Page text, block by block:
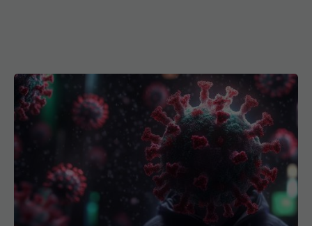
De ce apar mereu noi variante COVID. Ce s-a
aflat despre boală